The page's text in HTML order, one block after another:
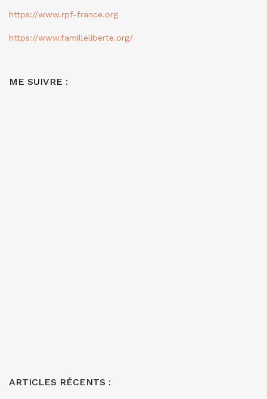
https://www.rpf-france.org
https://www.familleliberte.org/
ME SUIVRE :
ARTICLES RÉCENTS :